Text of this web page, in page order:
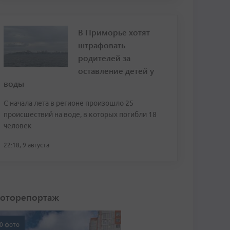
В Приморье хотят
штрафовать
родителей за
оставление детей у
воды
С начала лета в регионе произошло 25
происшествий на воде, в которых погибли 18
человек
22:18, 9 августа
фото